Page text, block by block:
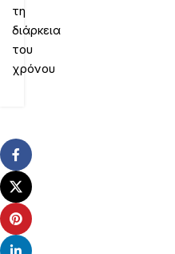
τη
διάρκεια
του
χρόνου